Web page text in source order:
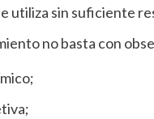
utiliza sin suficiente
no basta con